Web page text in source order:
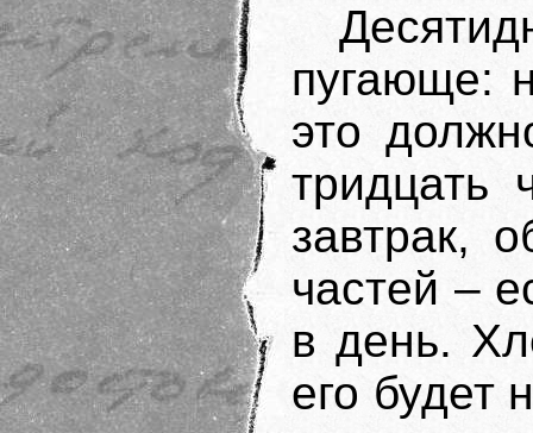
пугающе:
это
тридцать
завтрак,
частей –
в день.
его будет